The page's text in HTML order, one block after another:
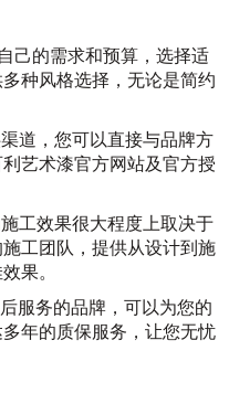
己的需求和预算，选择适
种风格选择，无论是简约
道，您可以直接与品牌方
艺术漆官方网站及官方授
施工效果很大程度上取决于
工团队，提供从设计到施
果。
服务的品牌，可以为您的
年的质保服务，让您无忧